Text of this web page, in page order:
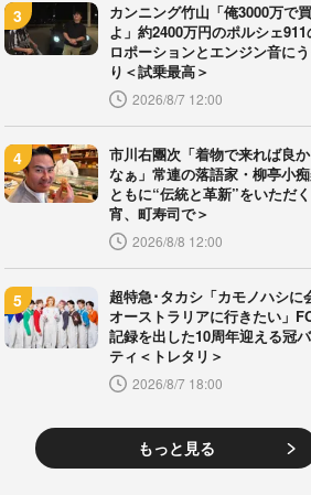
カンニング竹山「俺3000万で
よ」約2400万円のポルシェ911
ロポーションとエンジン音に
り＜試乗最高＞
2026/8/7 12:00
市川右團次「着物で来れば良
なぁ」常連の落語家・柳亭小
ともに“伝統と革新”をいただ
宵、町寿司で＞
2026/8/8 12:00
超特急･タカシ「カモノハシに
オーストラリアに行きたい」
記録を出した10周年迎える冠
ティ＜トレタリ＞
2026/8/7 18:00
もっと見る